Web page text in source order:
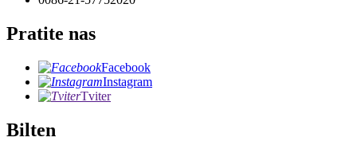
Pratite nas
Facebook
Instagram
Tviter
Bilten